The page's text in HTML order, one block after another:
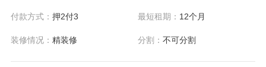
付款方式： 押2付3 最短租期： 12个月
装修情况： 精装修 分割：不可分割